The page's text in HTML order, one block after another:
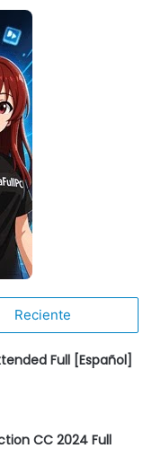
Reciente
Full [Español]
CC 2024 Full